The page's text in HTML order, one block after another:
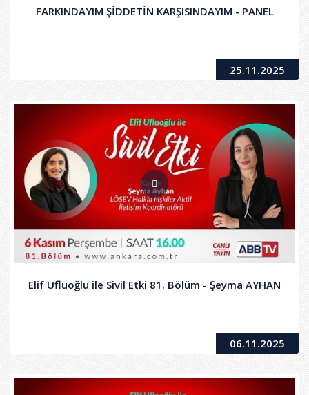
FARKINDAYIM ŞİDDETİN KARŞISINDAYIM - PANEL
25.11.2025
Elif Ufluoğlu ile Sivil Etki 81. Bölüm - Şeyma AYHAN
06.11.2025